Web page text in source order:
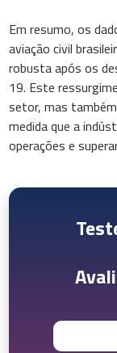
Em resumo, os
aviação civil
robusta após os
19. Este
setor, mas
medida que a
operações e